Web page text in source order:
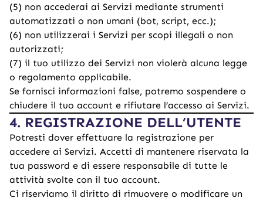
(5) non accederai ai Servizi mediante strumenti
automatizzati o non umani (bot, script, ecc.);
(6) non utilizzerai i Servizi per scopi illegali o non
autorizzati;
(7) il tuo utilizzo dei Servizi non violerà alcuna legge
o regolamento applicabile.
Se fornisci informazioni false, potremo sospendere o
chiudere il tuo account e rifiutare l’accesso ai Servizi.
4. REGISTRAZIONE DELL’UTENTE
Potresti dover effettuare la registrazione per
accedere ai Servizi. Accetti di mantenere riservata la
tua password e di essere responsabile di tutte le
attività svolte con il tuo account.
Ci riserviamo il diritto di rimuovere o modificare un